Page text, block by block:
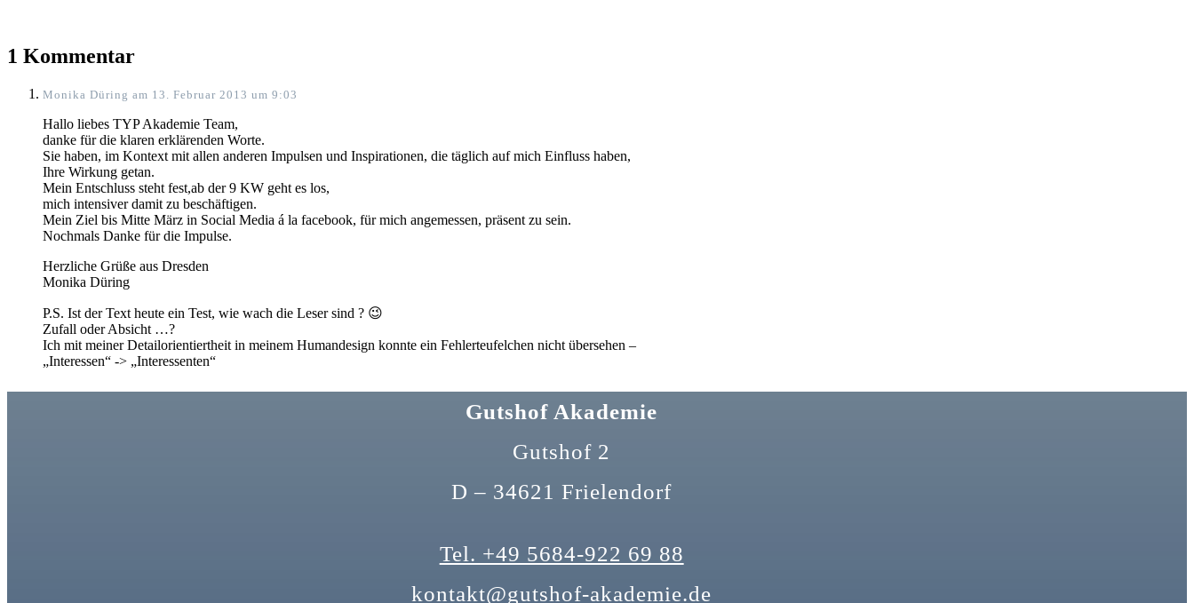
1 Kommentar
Monika Düring am 13. Februar 2013 um 9:03
Hallo liebes TYP Akademie Team,
danke für die klaren erklärenden Worte.
Sie haben, im Kontext mit allen anderen Impulsen und Inspirationen, die täglich auf mich Einfluss haben,
Ihre Wirkung getan.
Mein Entschluss steht fest,ab der 9 KW geht es los,
mich intensiver damit zu beschäftigen.
Mein Ziel bis Mitte März in Social Media á la facebook, für mich angemessen, präsent zu sein.
Nochmals Danke für die Impulse.
Herzliche Grüße aus Dresden
Monika Düring
P.S. Ist der Text heute ein Test, wie wach die Leser sind ? 😉
Zufall oder Absicht …?
Ich mit meiner Detailorientiertheit in meinem Humandesign konnte ein Fehlerteufelchen nicht übersehen –
„Interessen“ -> „Interessenten“
Gutshof Akademie
Gutshof 2
D – 34621 Frielendorf
Tel. +49 5684-922 69 88
kontakt@gutshof-akademie.de